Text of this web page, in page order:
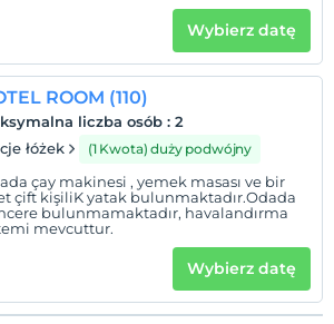
Wybierz datę
ROOM (110)
liczba osób : 2
łóżek
(1 Kwota) duży podwójny
çay makinesi , yemek masası ve bir
çift kişiliK yatak bulunmaktadır.Odada
bulunmamaktadır, havalandırma
mevcuttur.
Wybierz datę